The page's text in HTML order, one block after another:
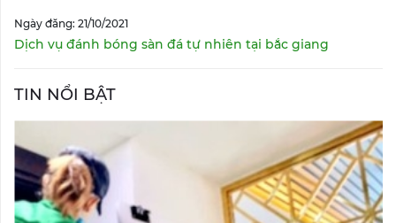
Ngày đăng: 21/10/2021
Dịch vụ đánh bóng sàn đá tự nhiên tại bắc giang
TIN NỔI BẬT